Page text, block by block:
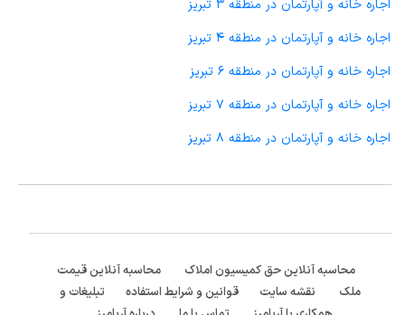
اجاره خانه و آپارتمان در منطقه 3 تبریز
اجاره خانه و آپارتمان در منطقه 4 تبریز
اجاره خانه و آپارتمان در منطقه 6 تبریز
اجاره خانه و آپارتمان در منطقه 7 تبریز
اجاره خانه و آپارتمان در منطقه 8 تبریز
محاسبه آنلاین حق کمیسیون املاک
محاسبه آنلاین قیمت
ملک
نقشه سایت قوانین و شرایط استفاده
تبلیغات و